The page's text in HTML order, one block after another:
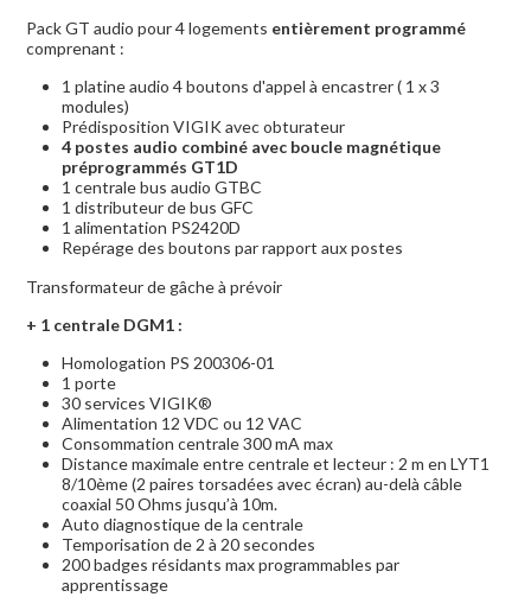
Pack GT audio pour 4 logements entièrement programmé
comprenant :
1 platine audio 4 boutons d'appel à encastrer ( 1 x 3
modules)
Prédisposition VIGIK avec obturateur
4 postes audio combiné avec boucle magnétique
préprogrammés GT1D
1 centrale bus audio GTBC
1 distributeur de bus GFC
1 alimentation PS2420D
Repérage des boutons par rapport aux postes
Transformateur de gâche à prévoir
+ 1 centrale DGM1 :
Homologation PS 200306-01
1 porte
30 services VIGIK®
Alimentation 12 VDC ou 12 VAC
Consommation centrale 300 mA max
Distance maximale entre centrale et lecteur : 2 m en LYT1
8/10ème (2 paires torsadées avec écran) au-delà câble
coaxial 50 Ohms jusqu’à 10m.
Auto diagnostique de la centrale
Temporisation de 2 à 20 secondes
200 badges résidants max programmables par
apprentissage